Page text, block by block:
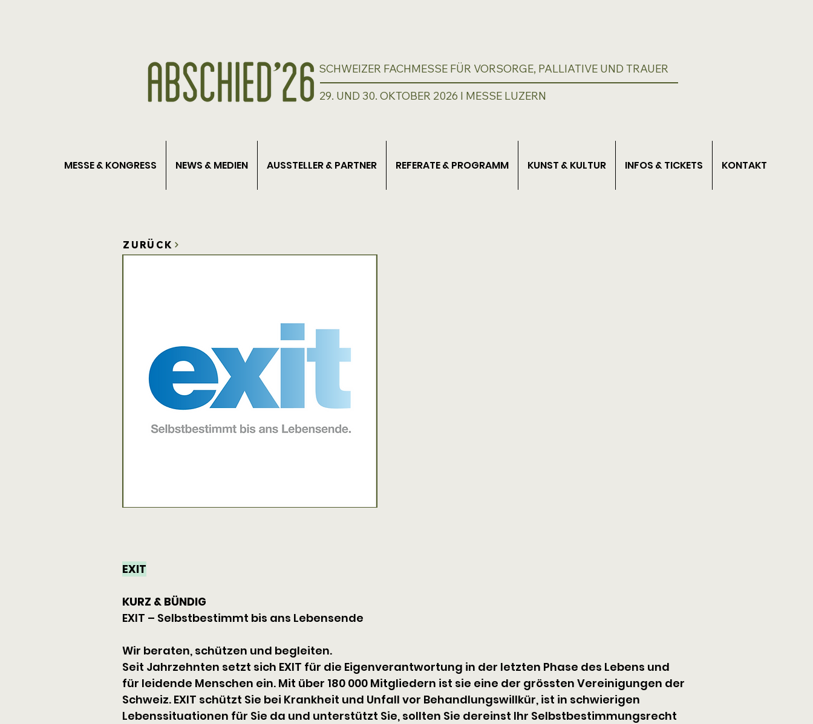
SCHWEIZER FACHMESSE FÜR VORSORGE, PALLIATIVE UND TRAUER
29. UND 30. OKTOBER 2026 I MESSE LUZERN
MESSE & KONGRESS NEWS & MEDIEN AUSSTELLER & PARTNER REFERATE & PROGRAMM KUNST & KULTUR INFOS & TICKETS KONTAKT
ZURÜCK
EXIT
KURZ & BÜNDIG
EXIT – Selbstbestimmt bis ans Lebensende
Wir beraten, schützen und begleiten.
Seit Jahrzehnten setzt sich EXIT für die Eigenverantwortung in der letzten Phase des Lebens und
für leidende Menschen ein. Mit über 180 000 Mitgliedern ist sie eine der grössten Vereinigungen der
Schweiz. EXIT schützt Sie bei Krankheit und Unfall vor Behandlungswillkür, ist in schwierigen
Lebenssituationen für Sie da und unterstützt Sie, sollten Sie dereinst Ihr Selbstbestimmungsrecht